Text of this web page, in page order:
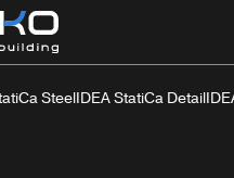
SteelIDEA StatiCa Detail